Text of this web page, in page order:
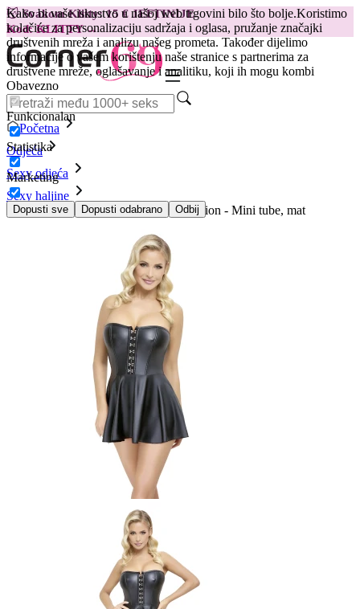
Kako bi vaše iskustvo u našoj web trgovini bilo što bolje.Koristimo
kolačiće za personalizaciju sadržaja i oglasa, pružanje značajki
društvenih mreža i analizu našeg prometa. Također dijelimo
informacije o vašem korištenju naše stranice s partnerima za
društvene mreže, oglašavanje i analitiku, koji ih mogu kombi
Obavezno
Funkcionalan
Statistika
Marketing
Dopusti sve Dopusti odabrano Odbij
😽Svakom Klitty: 15 € JEFTINIJE
Kod: KLITTY →
Početna
Odjeća
Sexy odjeća
Sexy haljine
Haljina bez naramenica Cottelli Collection - Mini tube, mat